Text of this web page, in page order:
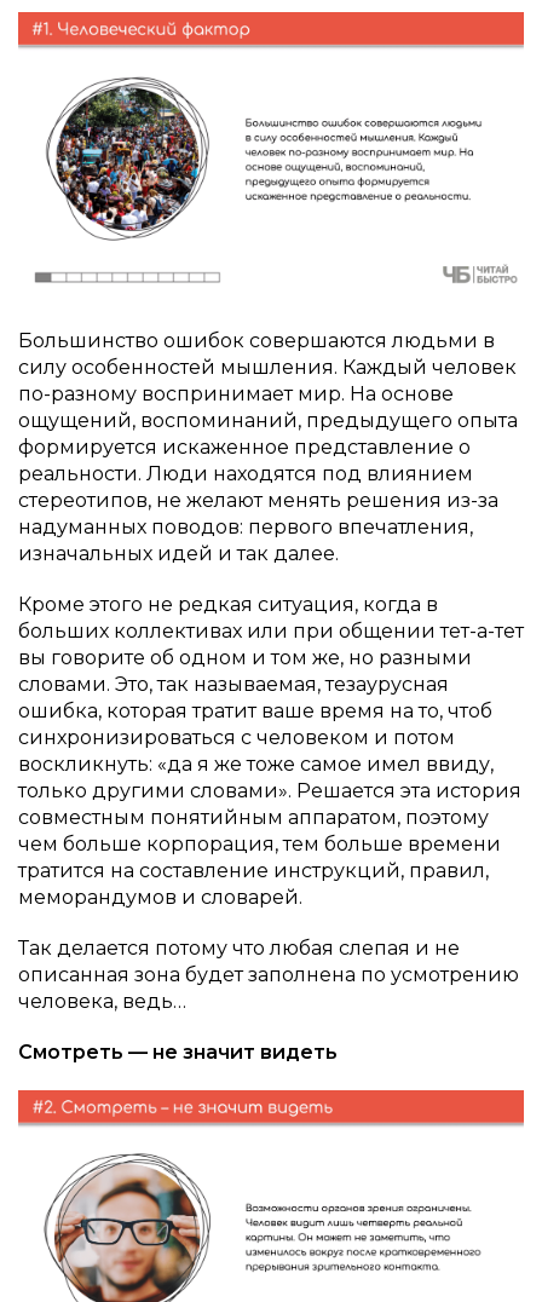
Большинство ошибок совершаются людьми в
силу особенностей мышления. Каждый человек
по-разному воспринимает мир. На основе
ощущений, воспоминаний, предыдущего опыта
формируется искаженное представление о
реальности. Люди находятся под влиянием
стереотипов, не желают менять решения из-за
надуманных поводов: первого впечатления,
изначальных идей и так далее.
Кроме этого не редкая ситуация, когда в
больших коллективах или при общении тет-а-тет
вы говорите об одном и том же, но разными
словами. Это, так называемая, тезаурусная
ошибка, которая тратит ваше время на то, чтоб
синхронизироваться с человеком и потом
воскликнуть: «да я же тоже самое имел ввиду,
только другими словами». Решается эта история
совместным понятийным аппаратом, поэтому
чем больше корпорация, тем больше времени
тратится на составление инструкций, правил,
меморандумов и словарей.
Так делается потому что любая слепая и не
описанная зона будет заполнена по усмотрению
человека, ведь…
Смотреть — не значит видеть